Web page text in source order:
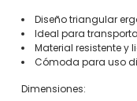
Diseño triangular
Ideal para
Material resistente y
Cómoda para uso
Dimensiones: